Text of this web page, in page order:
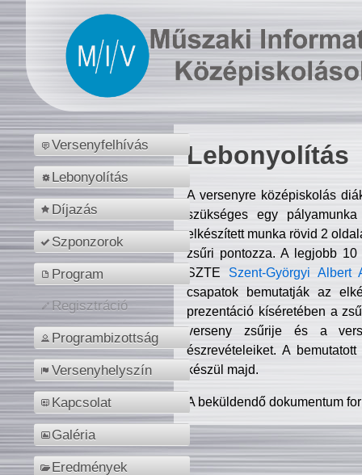
Versenyfelhívás
Lebonyolítás
Díjazás
Szponzorok
Program
Regisztráció
Programbizottság
Versenyhelyszín
Kapcsolat
Galéria
Eredmények
Lebonyolítás
A versenyre középiskolás
szükséges egy
elkészített munka rövid 2
zsűri pontozza. A legjobb
SZTE Szent-Györgyi Albert
csapatok bemutatják az
prezentáció kíséretében a
verseny zsűrije és a
észrevételeiket. A
készül majd.
A beküldendő dokumentum